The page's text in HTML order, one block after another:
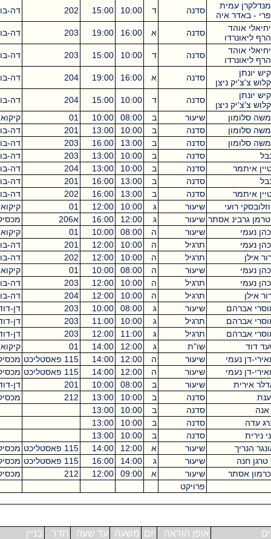
איה
סדנה ד 10:00
15:00
202
5
סדנה א 16:00
19:00
203
3
סדנה ד 10:00
15:00
203
5
ניצן א 16:00
19:00
204
3
ניצן ד 10:00
15:00
204
5
שיעור ב 08:00
10:00
01
2
סדנה ב 10:00
13:00
201
3
סדנה ב 13:00
16:00
203
3
ב 10:00
13:00
203
3
סדנה ב 10:00
13:00
204
3
ב 13:00
16:00
201
3
סדנה ב 13:00
16:00
202
3
שיעור ג 10:00
12:00
01
2
אסתר שיעור ג 12:00
16:00 א206
4
ה 08:00
10:00
01
2
ה 10:00
12:00
201
2
ה 10:00
12:00
202
2
ה 08:00
10:00
01
2
ה 10:00
12:00
203
2
ה 10:00
12:00
204
2
שיעור ג 08:00
10:00
203
2
תרגיל ג 10:00
11:00
203
1
תרגיל ג 11:00
12:00
203
1
ג 12:00
14:00
01
2
שיעור ה 12:00
14:00 115 פאסטליכט מכסיקו
2
שיעור ה 12:00
14:00 115 פאסטליכט מכסיקו
2
שיעור ב 08:00
10:00
201
2
ב 10:00
13:00
212
3
ב 10:00
13:00
ב 10:00
13:00
ב 10:00
13:00
שיעור א 12:00
14:00 115 פאסטליכט מכסיקו
4
שיעור ג 14:00
16:00 115 פאסטליכט מכסיקו
2
שיעור א 09:00
12:00
212
3
אופן הוראה יום משעה עד שעה חדר בניין